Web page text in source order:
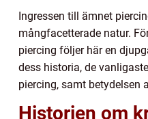
Ingressen till ämnet
mångfacetterade natur.
piercing följer här en
dess historia, de
piercing, samt betydelsen
Historien om